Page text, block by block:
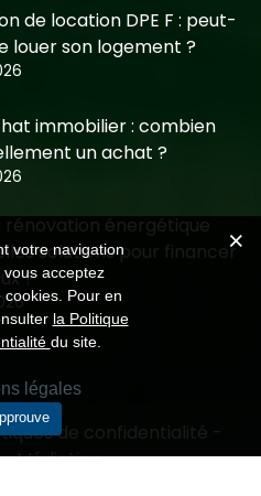
de location DPE F : peut-
louer son logement ?
immobilier : combien
un achat ?
rénovation énergétique
solutions pour financer
?
de confidentialité
Médiation
votre navigation
acceptez
cookies. Pour en
la Politique
du site.
légales